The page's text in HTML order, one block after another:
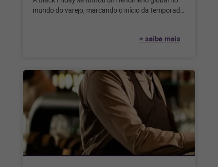
mundo do varejo, marcando o início da temporada
+ saiba mais